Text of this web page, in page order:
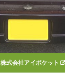
株式会社アイポケット